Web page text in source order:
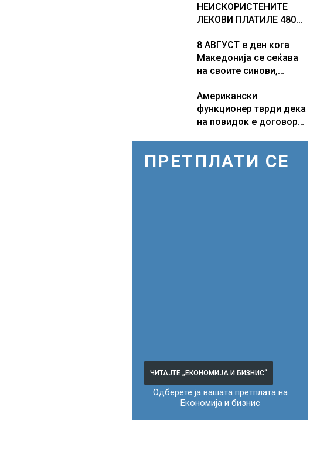
НЕИСКОРИСТЕНИТЕ
ЛЕКОВИ ПЛАТИЛЕ 480
повик до пациентите да
бараат само лекови
што навистина им се
8 АВГУСТ е ден кога
Македонија се сеќава
на своите синови,
Христијан Мицкоски по
повод 25 годишнината
од загинувањето на
Американски
функционер тврди дека
на повидок е договор
ПРЕТПЛАТИ СЕ
ЧИТАЈТЕ „ЕКОНОМИЈА И БИЗНИС“
Одберете ја вашата претплата на
Економија и бизнис